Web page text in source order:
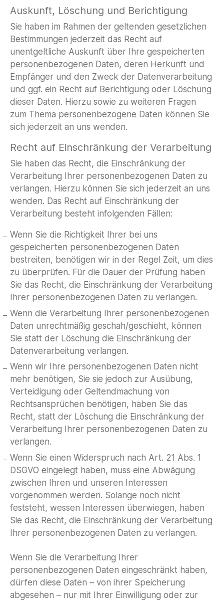
Auskunft, Löschung und Berichtigung
Sie haben im Rahmen der geltenden gesetzlichen
Bestimmungen jederzeit das Recht auf
unentgeltliche Auskunft über Ihre gespeicherten
personenbezogenen Daten, deren Herkunft und
Empfänger und den Zweck der Datenverarbeitung
und ggf. ein Recht auf Berichtigung oder Löschung
dieser Daten. Hierzu sowie zu weiteren Fragen
zum Thema personenbezogene Daten können Sie
sich jederzeit an uns wenden.
Recht auf Einschränkung der Verarbeitung
Sie haben das Recht, die Einschränkung der
Verarbeitung Ihrer personenbezogenen Daten zu
verlangen. Hierzu können Sie sich jederzeit an uns
wenden. Das Recht auf Einschränkung der
Verarbeitung besteht infolgenden Fällen:
Wenn Sie die Richtigkeit Ihrer bei uns
gespeicherten personenbezogenen Daten
bestreiten, benötigen wir in der Regel Zeit, um dies
zu überprüfen. Für die Dauer der Prüfung haben
Sie das Recht, die Einschränkung der Verarbeitung
Ihrer personenbezogenen Daten zu verlangen.
Wenn die Verarbeitung Ihrer personenbezogenen
Daten unrechtmäßig geschah/geschieht, können
Sie statt der Löschung die Einschränkung der
Datenverarbeitung verlangen.
Wenn wir Ihre personenbezogenen Daten nicht
mehr benötigen, Sie sie jedoch zur Ausübung,
Verteidigung oder Geltendmachung von
Rechtsansprüchen benötigen, haben Sie das
Recht, statt der Löschung die Einschränkung der
Verarbeitung Ihrer personenbezogenen Daten zu
verlangen.
Wenn Sie einen Widerspruch nach Art. 21 Abs. 1
DSGVO eingelegt haben, muss eine Abwägung
zwischen Ihren und unseren Interessen
vorgenommen werden. Solange noch nicht
feststeht, wessen Interessen überwiegen, haben
Sie das Recht, die Einschränkung der Verarbeitung
Ihrer personenbezogenen Daten zu verlangen.
Wenn Sie die Verarbeitung Ihrer
personenbezogenen Daten eingeschränkt haben,
dürfen diese Daten – von ihrer Speicherung
abgesehen – nur mit Ihrer Einwilligung oder zur